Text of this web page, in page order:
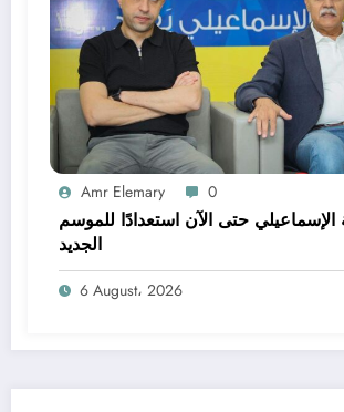
Amr Elemary 0
الإسماعيلي حتى الآن استعدادًا للموسم
الجديد
6 August، 2026